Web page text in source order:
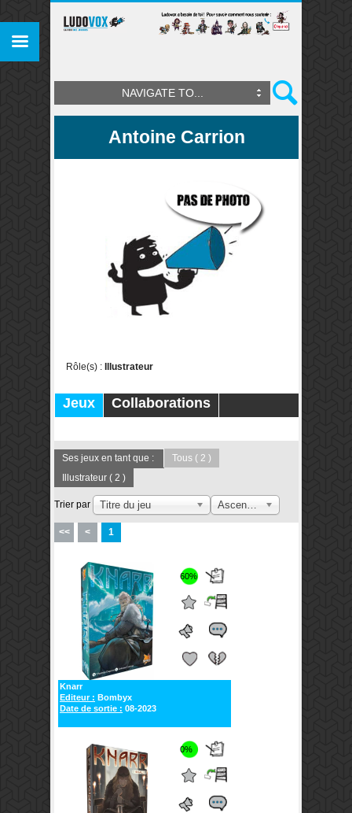
NAVIGATE TO...
Antoine Carrion
Rôle(s) : Illustrateur
Jeux
Collaborations
Ses jeux en tant que : Tous ( 2 )
Illustrateur ( 2 )
Trier par Titre du jeu
<< < 1
60%
Knarr
Editeur : Bombyx
Date de sortie : 08-2023
0%